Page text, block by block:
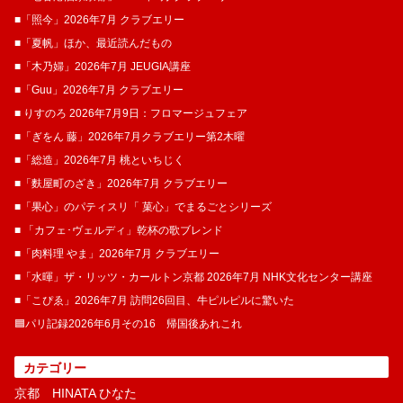
■「照今」2026年7月 クラブエリー
■「夏帆」ほか、最近読んだもの
■「木乃婦」2026年7月 JEUGIA講座
■「Guu」2026年7月 クラブエリー
■ りすのろ 2026年7月9日：フロマージュフェア
■「ぎをん 藤」2026年7月クラブエリー第2木曜
■「総造」2026年7月 桃といちじく
■「麩屋町のざき」2026年7月 クラブエリー
■「果心」のパティスリ「 菓​心」でまるごとシリーズ
■ 「カフェ･ヴェルディ」乾杯の歌ブレンド
■「肉料理 やま」2026年7月 クラブエリー
■「水暉」ザ・リッツ・カールトン京都 2026年7月 NHK文化センター講座
■「こぴゑ」2026年7月 訪問26回目、牛ピルピルに驚いた
🟦パリ記録2026年6月その16 帰国後あれこれ
カテゴリー
京都 HINATA ひなた